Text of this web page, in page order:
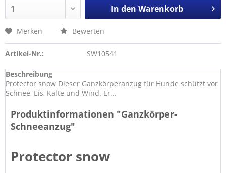
In den Warenkorb
Merken Bewerten
Artikel-Nr.: SW10541
Beschreibung
Protector snow Dieser Ganzkörperanzug für Hunde schützt vor
Schnee, Eis, Kälte und Wind. Er...
Produktinformationen "Ganzkörper-
Schneeanzug"
Protector snow